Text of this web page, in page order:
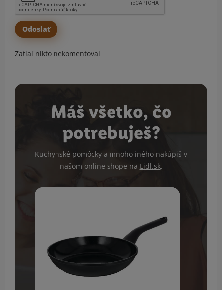
Zatiaľ nikto nekomentoval
Máš všetko, čo
potrebuješ?
Kuchynské pomôcky a mnoho iného nakúpiš v
našom online shope na Lidl.sk.